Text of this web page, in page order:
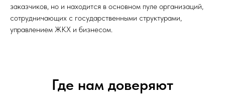
заказчиков, но и находится в основном пуле организаций,
сотрудничающих с государственными структурами,
управлением ЖКХ и бизнесом.
Где нам доверяют